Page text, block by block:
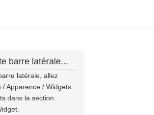
barre latérale...
latérale, allez
Apparence / Widgets
dans la section